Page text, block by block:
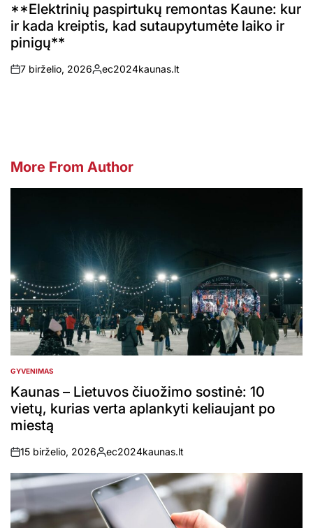
**Elektrinių paspirtukų remontas Kaune: kur
ir kada kreiptis, kad sutaupytumėte laiko ir
pinigų**
on
7 birželio, 2026
Posted
ec2024kaunas.lt
More From Author
POSTED
IN
GYVENIMAS
Kaunas – Lietuvos čiuožimo sostinė: 10
vietų, kurias verta aplankyti keliaujant po
miestą
on
15 birželio, 2026
Posted
by
ec2024kaunas.lt